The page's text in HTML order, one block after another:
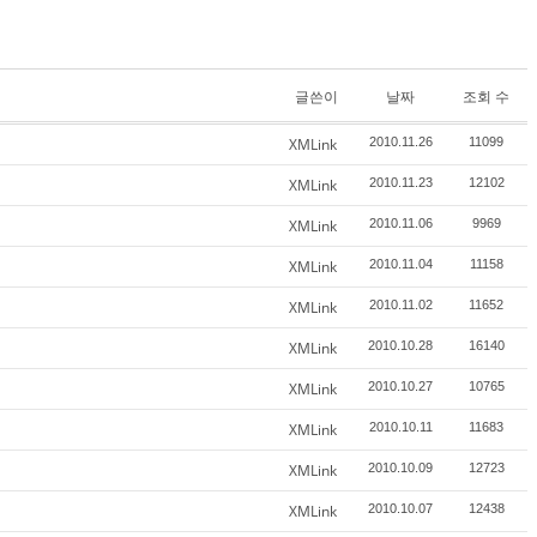
글쓴이 날짜 조회 수
XMLink 2010.11.26 11099
XMLink 2010.11.23 12102
XMLink 2010.11.06 9969
XMLink 2010.11.04 11158
XMLink 2010.11.02 11652
XMLink 2010.10.28 16140
XMLink 2010.10.27 10765
XMLink 2010.10.11 11683
XMLink 2010.10.09 12723
XMLink 2010.10.07 12438